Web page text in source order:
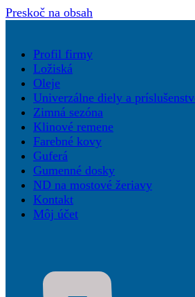
Preskoč na obsah
Profil firmy
Ložiská
Oleje
Univerzálne diely a
Zimná sezóna
Klinové remene
Farebné kovy
Guferá
Gumenné dosky
ND na mostové žeriavy
Kontakt
Môj účet